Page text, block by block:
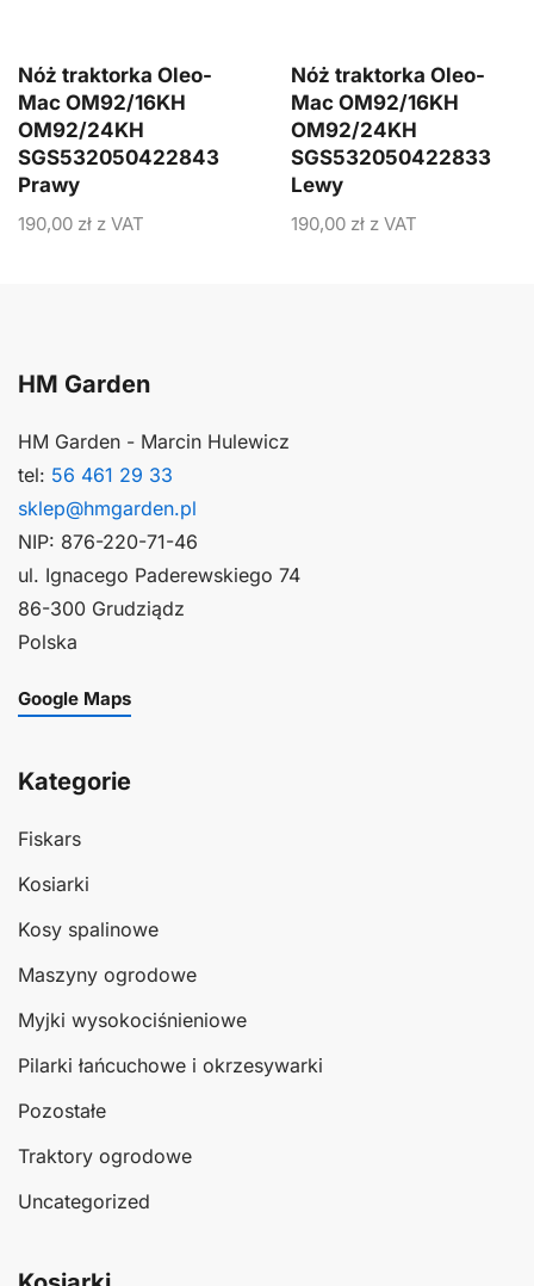
Nóż traktorka Oleo-
Mac OM92/16KH
OM92/24KH
SGS532050422843
Prawy
190,00 zł z VAT
Nóż traktorka Oleo-
Mac OM92/16KH
OM92/24KH
SGS532050422833
Lewy
190,00 zł z VAT
HM Garden
HM Garden - Marcin Hulewicz
tel: 56 461 29 33
sklep@hmgarden.pl
NIP: 876-220-71-46
ul. Ignacego Paderewskiego 74
86-300 Grudziądz
Polska
Google Maps
Kategorie
Fiskars
Kosiarki
Kosy spalinowe
Maszyny ogrodowe
Myjki wysokociśnieniowe
Pilarki łańcuchowe i okrzesywarki
Pozostałe
Traktory ogrodowe
Uncategorized